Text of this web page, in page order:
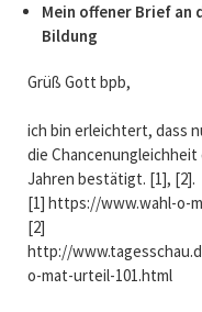
Mein offener Brief
Bildung
Grüß Gott bpb,
ich bin erleichtert, dass
die Chancenungleichheit
Jahren bestätigt. [1], [2].
[1] https://www.wahl-o-
[2]
http://
o-mat-urteil-101.html